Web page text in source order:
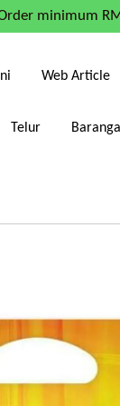
minimum
Web Article
Telur